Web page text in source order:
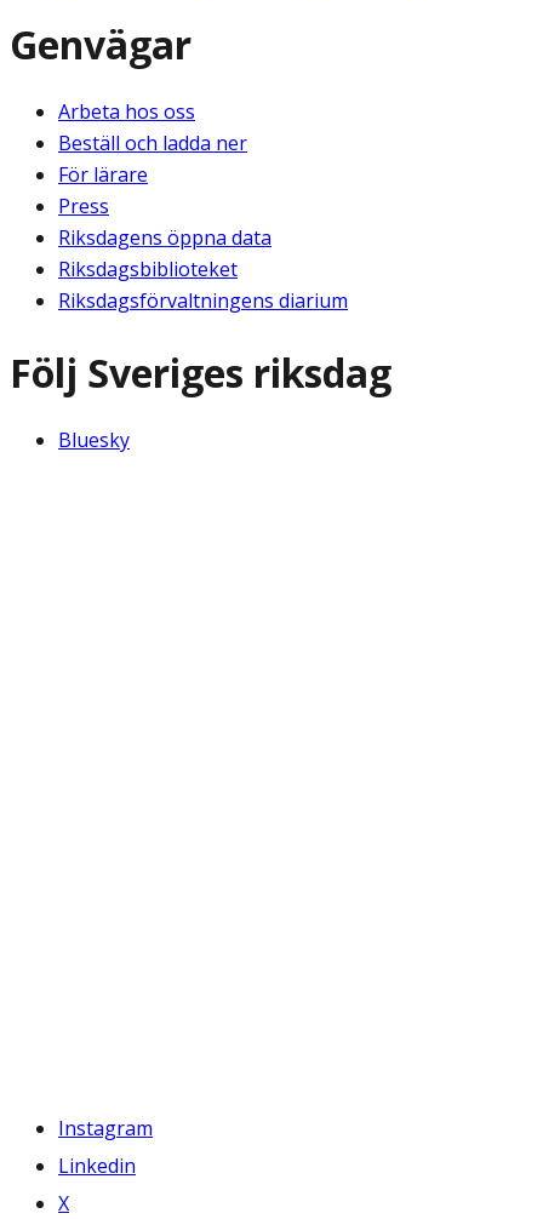
Genvägar
Arbeta hos oss
Beställ och ladda ner
För lärare
Press
Riksdagens öppna data
Riksdagsbiblioteket
Riksdagsförvaltningens diarium
Följ Sveriges riksdag
Bluesky
Instagram
Linkedin
X